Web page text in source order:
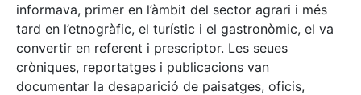
informava, primer en l’àmbit del sector agrari i més
tard en l’etnogràfic, el turístic i el gastronòmic, el va
convertir en referent i prescriptor. Les seues
cròniques, reportatges i publicacions van
documentar la desaparició de paisatges, oficis,